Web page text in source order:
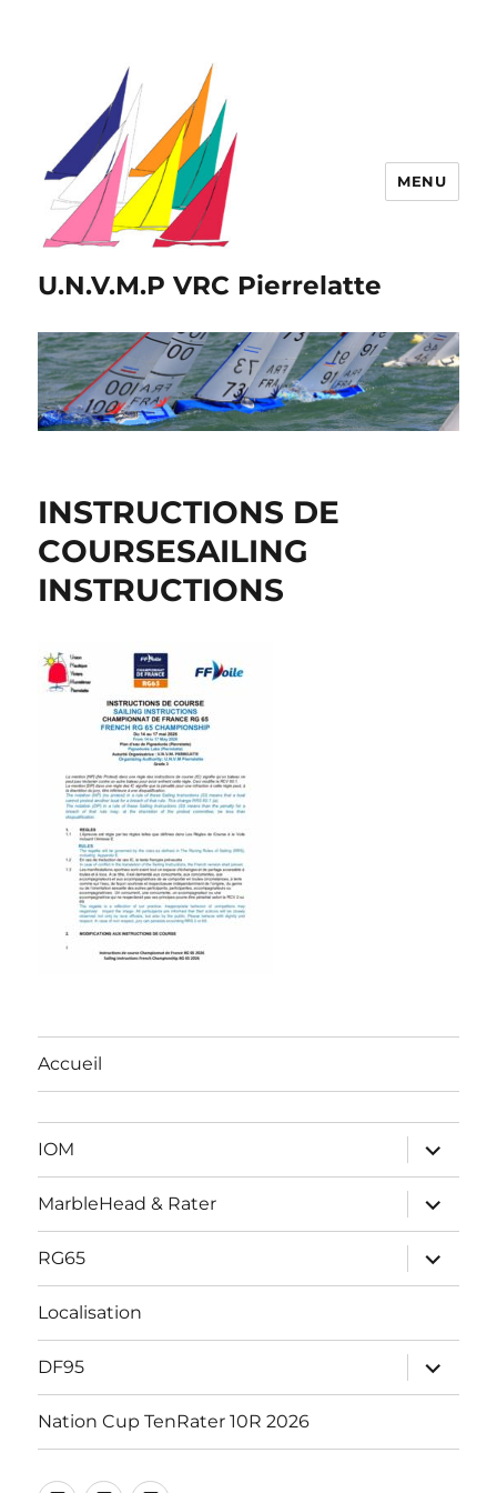
U.N.V.M.P VRC Pierrelatte
MENU
INSTRUCTIONS DE
COURSESAILING
INSTRUCTIONS
Accueil
IOM
ouvrir
le
sous-
menu
MarbleHead & Rater
ouvrir
le
sous-
menu
RG65
ouvrir
le
sous-
Localisation
DF95
ouvrir
le
sous-
Nation Cup TenRater 10R 2026